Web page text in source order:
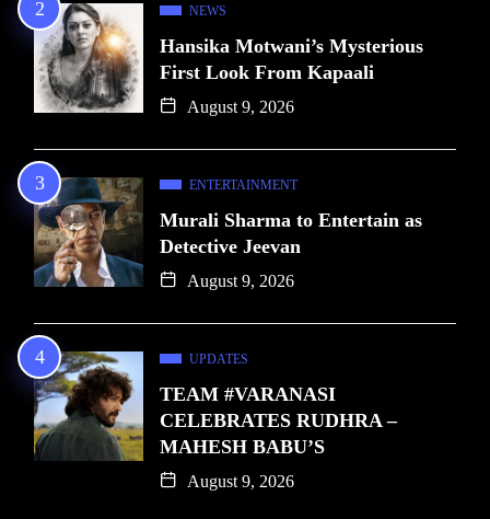
NEWS
Hansika Motwani’s Mysterious
First Look From Kapaali
August 9, 2026
ENTERTAINMENT
Murali Sharma to Entertain as
Detective Jeevan
August 9, 2026
UPDATES
TEAM #VARANASI
CELEBRATES RUDHRA –
MAHESH BABU’S
August 9, 2026